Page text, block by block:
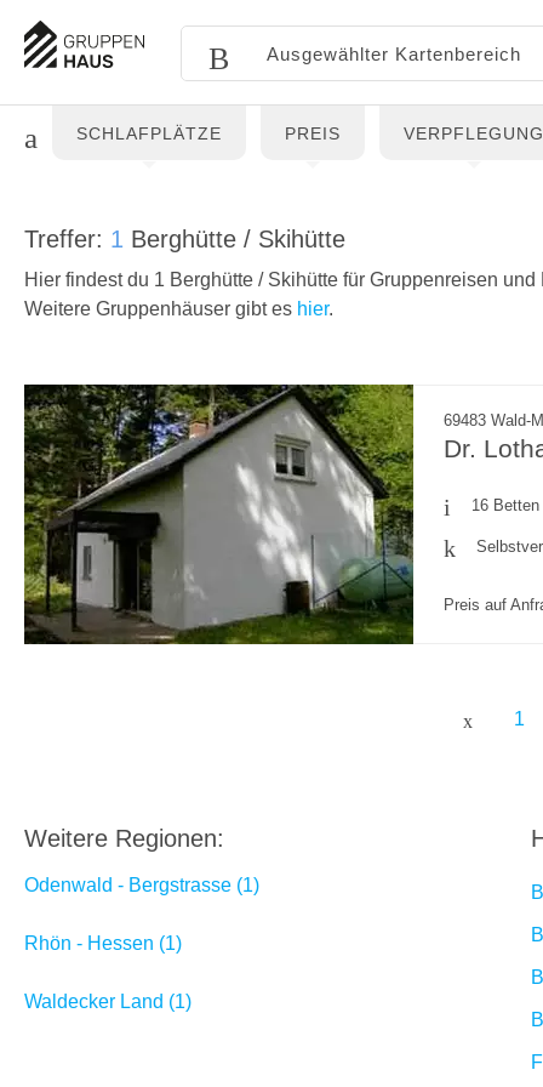
SCHLAFPLÄTZE PREIS VERPFLEGUNG
Treffer: 1 Berghütte / Skihütte
Hier findest du 1 Berghütte / Skihütte für Gruppenreisen
Weitere Gruppenhäuser gibt es hier.
69483 Wald-
Dr.
16 Betten
Preis auf
1
Weitere Regionen:
Odenwald - Bergstrasse (1)
Rhön - Hessen (1)
Waldecker Land (1)